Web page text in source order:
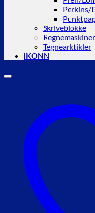
Perkins/
Skriveblokke
Regnemaskiner
Tegnearktikler
IKONN